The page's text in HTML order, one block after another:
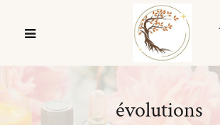
évolutions